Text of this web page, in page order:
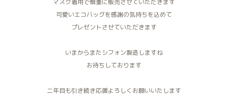
マスク着用で慎重に販売させていただきます
可愛いエコバッグを感謝の気持ちを込めて
プレゼントさせていただきます
いまからまたシフォン製造しますね
お待ちしております
二年目も引き続き応援よろしくお願いいたします